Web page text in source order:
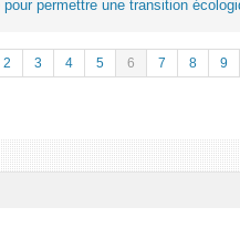
permettre une transition
2 3 4 5 6 7 8 9